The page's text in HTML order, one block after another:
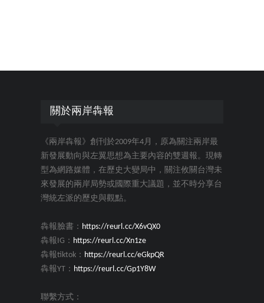
關於兩岸犇報
《兩岸犇報》創刊於2009年4月，原為關注兩岸最
新發展動向與左翼思想為主要內容的雙週報。現轉
型為網路媒體，在歷史大變局中，關注攸關台灣未
來發展的兩岸局勢或國際重大議題，並不時分享台
灣統左派的歷史與觀點。
犇報臉書： https://reurl.cc/X6vQX0
犇報IG： https://reurl.cc/Xn1ze
犇報tiktok： https://reurl.cc/eGkpQR
犇報YT： https://reurl.cc/Gp1Y8W
聯繫方式：